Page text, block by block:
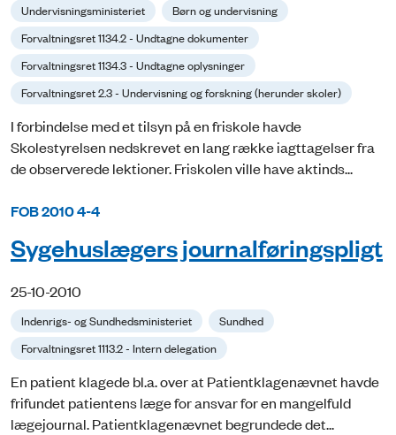
Undervisningsministeriet
Børn og undervisning
Forvaltningsret 1134.2 - Undtagne dokumenter
Forvaltningsret 1134.3 - Undtagne oplysninger
Forvaltningsret 2.3 - Undervisning og forskning (herunder skoler)
I forbindelse med et tilsyn på en friskole havde
Skolestyrelsen nedskrevet en lang række iagttagelser fra
de observerede lektioner. Friskolen ville have aktinds...
FOB 2010 4-4
Sygehuslægers journalføringspligt
25-10-2010
Indenrigs- og Sundhedsministeriet
Sundhed
Forvaltningsret 1113.2 - Intern delegation
En patient klagede bl.a. over at Patientklagenævnet havde
frifundet patientens læge for ansvar for en mangelfuld
lægejournal. Patientklagenævnet begrundede det...